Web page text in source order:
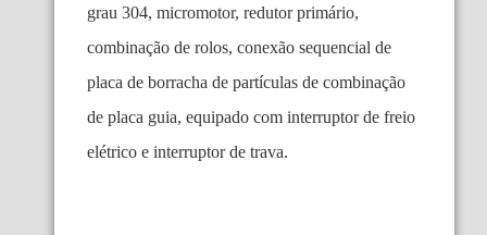
grau 304, micromotor, redutor primário,
combinação de rolos, conexão sequencial de
placa de borracha de partículas de combinação
de placa guia, equipado com interruptor de freio
elétrico e interruptor de trava.